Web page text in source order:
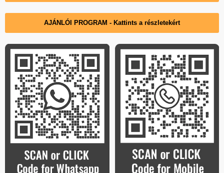
AJÁNLÓI PROGRAM - Kattints a részletekért